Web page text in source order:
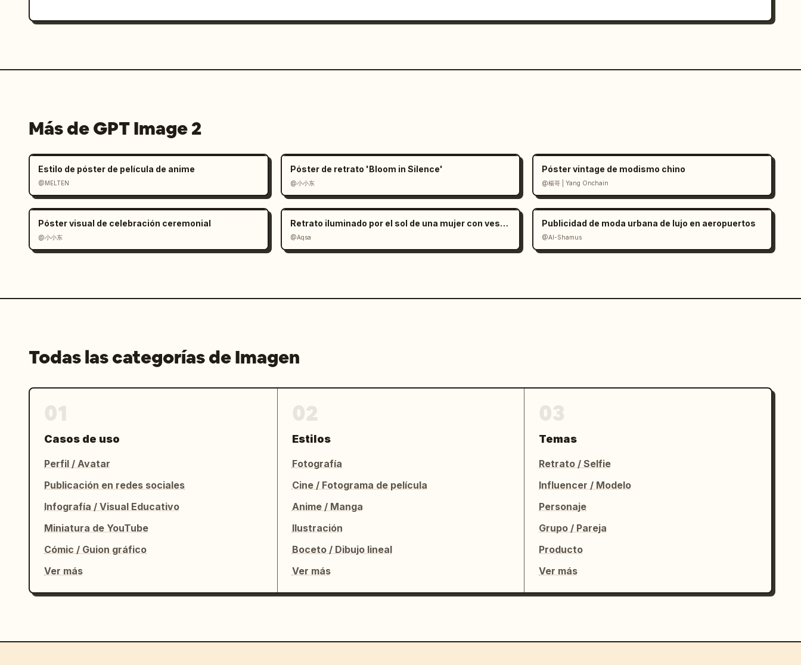
Más de GPT Image 2
Estilo de póster de película de anime
@MELTEN
Póster de retrato 'Bloom in Silence'
@小小东
Póster vintage de modismo chino
@楊哥 | Yang Onchain
Póster visual de celebración ceremonial
@小小东
Retrato iluminado por el sol de una mujer con vestido de satén rojo
@Aqsa
Publicidad de moda urbana de lujo en aeropuertos
@Al-Shamus
Todas las categorías de Imagen
Casos de uso
Perfil / Avatar
Publicación en redes sociales
Infografía / Visual Educativo
Miniatura de YouTube
Cómic / Guion gráfico
Ver más
Estilos
Fotografía
Cine / Fotograma de película
Anime / Manga
Ilustración
Boceto / Dibujo lineal
Ver más
Temas
Retrato / Selfie
Influencer / Modelo
Personaje
Grupo / Pareja
Producto
Ver más